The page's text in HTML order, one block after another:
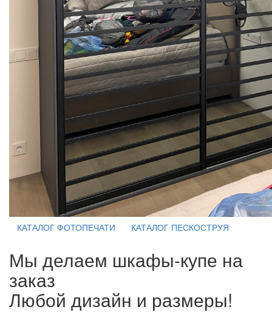
КАТАЛОГ ФОТОПЕЧАТИ КАТАЛОГ ПЕСКОСТРУЯ
Мы делаем шкафы-купе на
заказ
Любой дизайн и размеры!